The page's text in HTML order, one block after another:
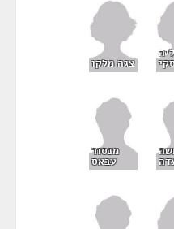
צגה מלקו
מנסור
עבאס